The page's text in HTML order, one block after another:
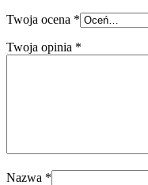
Twoja ocena *
Twoja opinia *
Nazwa *